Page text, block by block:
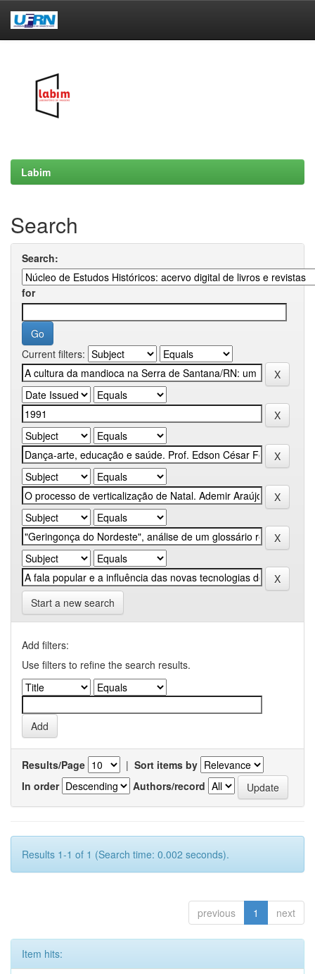
Labim
Search
Search:
for
Current filters:
Start a new search
Add filters:
Use filters to refine the search results.
Results/Page | Sort items by
In order
Authors/record
Results 1-1 of 1 (Search time: 0.002 seconds).
previous 1 next
Item hits: